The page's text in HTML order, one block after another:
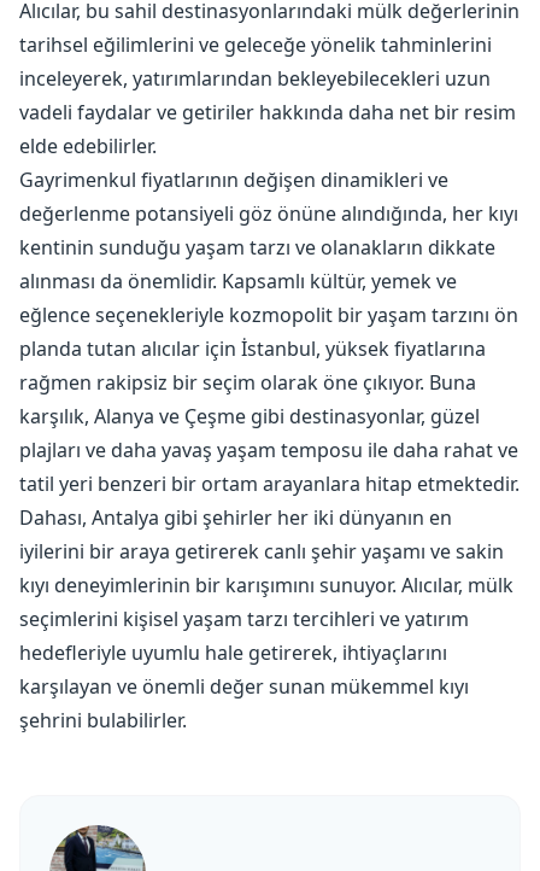
Alıcılar, bu sahil destinasyonlarındaki mülk değerlerinin
tarihsel eğilimlerini ve geleceğe yönelik tahminlerini
inceleyerek, yatırımlarından bekleyebilecekleri uzun
vadeli faydalar ve getiriler hakkında daha net bir resim
elde edebilirler.
Gayrimenkul fiyatlarının değişen dinamikleri ve
değerlenme potansiyeli göz önüne alındığında, her kıyı
kentinin sunduğu yaşam tarzı ve olanakların dikkate
alınması da önemlidir. Kapsamlı kültür, yemek ve
eğlence seçenekleriyle kozmopolit bir yaşam tarzını ön
planda tutan alıcılar için İstanbul, yüksek fiyatlarına
rağmen rakipsiz bir seçim olarak öne çıkıyor. Buna
karşılık, Alanya ve Çeşme gibi destinasyonlar, güzel
plajları ve daha yavaş yaşam temposu ile daha rahat ve
tatil yeri benzeri bir ortam arayanlara hitap etmektedir.
Dahası, Antalya gibi şehirler her iki dünyanın en
iyilerini bir araya getirerek canlı şehir yaşamı ve sakin
kıyı deneyimlerinin bir karışımını sunuyor. Alıcılar, mülk
seçimlerini kişisel yaşam tarzı tercihleri ​​ve yatırım
hedefleriyle uyumlu hale getirerek, ihtiyaçlarını
karşılayan ve önemli değer sunan mükemmel kıyı
şehrini bulabilirler.